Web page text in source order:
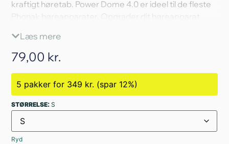
kraftigt høretab. Power Dome 4.0 er ideel til de fleste
Phonak høreapparater. Opgrader dit høreapparat
Passer til:Phonak Audéo Lumity, Phonak Audéo
Paradise, Phonak Audéo Marvel.
Pakken indeholder:
10 stk. Phonak Power Dome 4.0
Læs mere
79,00 kr.
5 pakker for 349 kr. (spar 12%)
STØRRELSE: S
Ryd